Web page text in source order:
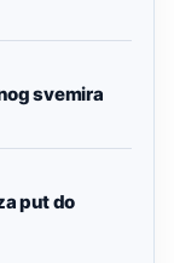
svemira
put do